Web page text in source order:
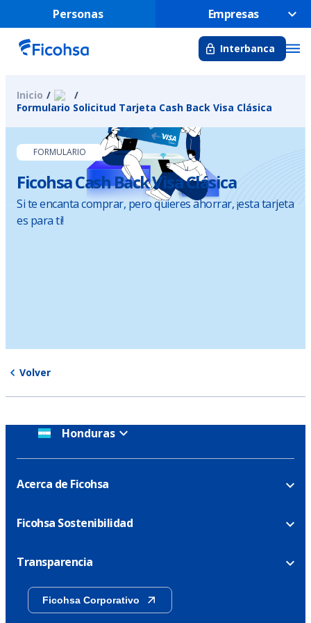
Personas Empresas
Interbanca
Inicio
Formulario Solicitud Tarjeta Cash Back Visa Clásica
FORMULARIO
Ficohsa Cash Back Visa Clásica
Si te encanta comprar, pero quieres ahorrar, ¡esta tarjeta
es para ti!
Volver
Honduras
Acerca de Ficohsa
Ficohsa Sostenibilidad
Transparencia
Ficohsa Corporativo